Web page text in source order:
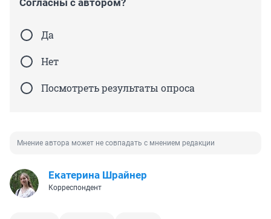
Согласны с автором?
Да
Нет
Посмотреть результаты опроса
Мнение автора может не совпадать с мнением редакции
Екатерина Шрайнер
Корреспондент